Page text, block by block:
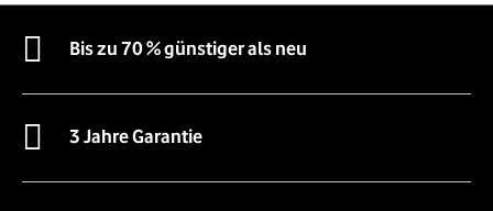
Bis zu 70 % günstiger als neu
3 Jahre Garantie